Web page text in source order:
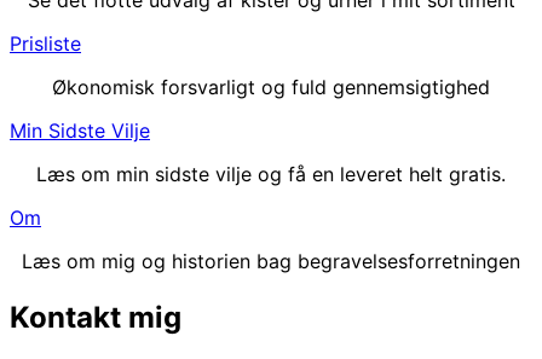
Prisliste
Økonomisk forsvarligt og fuld gennemsigtighed
Min Sidste Vilje
Læs om min sidste vilje og få en leveret helt gratis.
Om
Læs om mig og historien bag begravelsesforretningen
Kontakt mig